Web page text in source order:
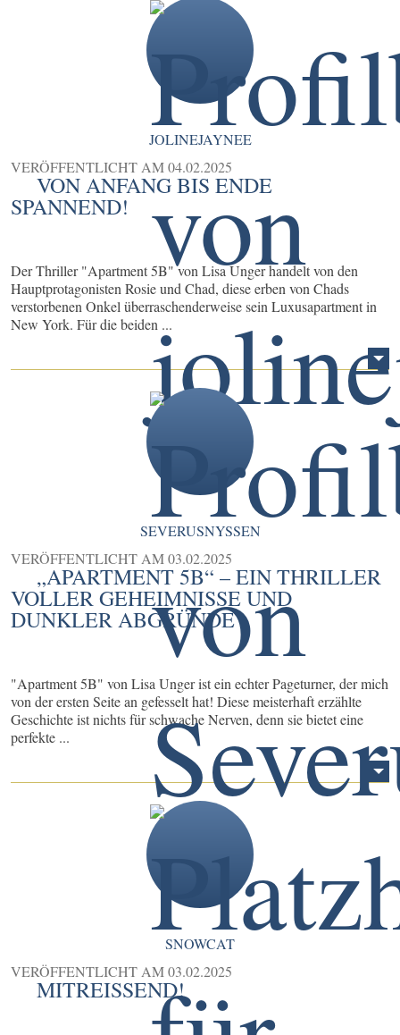
JOLINEJAYNEE
VERÖFFENTLICHT AM04.02.2025
VON ANFANG BIS ENDE
SPANNEND!
Der Thriller "Apartment 5B" von Lisa Unger handelt von den
Hauptprotagonisten Rosie und Chad, diese erben von Chads
verstorbenen Onkel überraschenderweise sein Luxusapartment in
New York. Für die beiden ...
SEVERUSNYSSEN
VERÖFFENTLICHT AM03.02.2025
„APARTMENT 5B“ – EIN THRILLER
VOLLER GEHEIMNISSE UND
DUNKLER ABGRÜNDE
"Apartment 5B" von Lisa Unger ist ein echter Pageturner, der mich
von der ersten Seite an gefesselt hat! Diese meisterhaft erzählte
Geschichte ist nichts für schwache Nerven, denn sie bietet eine
perfekte ...
SNOWCAT
VERÖFFENTLICHT AM03.02.2025
MITREISSEND!